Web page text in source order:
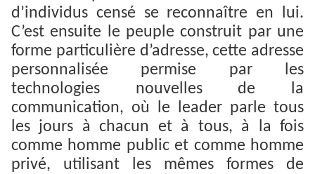
d’individus censé se reconnaître en lui.
C’est ensuite le peuple construit par une
forme particulière d’adresse, cette adresse
personnalisée permise par les
technologies nouvelles de la
communication, où le leader parle tous
les jours à chacun et à tous, à la fois
comme homme public et comme homme
privé, utilisant les mêmes formes de